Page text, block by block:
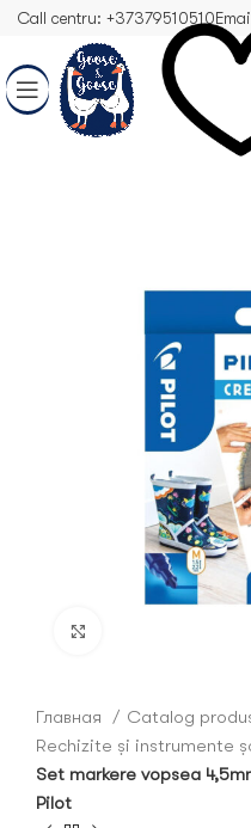
Call centru: +37379510510
Главная Catalog
Rechizite și instrumente
Set markere vopsea
Pilot